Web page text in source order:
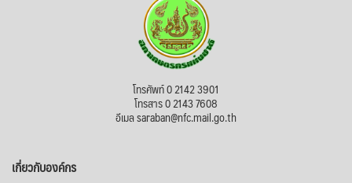
โทรศัพท์ 0 2142 3901
โทรสาร 0 2143 7608
อีเมล saraban@nfc.mail.go.th
เกี่ยวกับองค์กร